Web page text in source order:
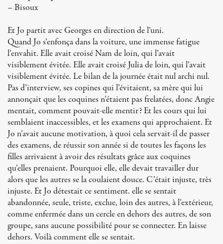
– Bisoux
Et Jo partit avec Georges en direction de l’uni.
Quand Jo s’enfonça dans la voiture, une immense fatigue
l’envahit. Elle avait croisé Nam de loin, qui l’avait
visiblement évitée. Elle avait croisé Julia de loin, qui l’avait
visiblement évitée. Le bilan de la journée était nul archi nul.
Pas d’interview, ses copines qui l’évitaient, sa mère qui lui
annonçait que les coquines n’étaient pas frelatées, donc Angie
mentait, comment pouvait-elle mentir? Et les cours qui lui
semblaient inaccessibles, et les examens qui approchaient. Et
Jo n’avait aucune motivation, à quoi cela servait-il de passer
des examens, de réussir son année si de toutes les façons les
filles arrivaient à avoir des résultats grâce aux coquines
qu’elles prenaient. Pourquoi elle, elle devait travailler dur
alors que les autres se la coulaient douce. C’était injuste, très
injuste. Et Jo détestait ce sentiment. elle se sentait
abandonnée, seule, triste, exclue, loin des autres, à l’extérieur,
comme enfermée dans un cercle en dehors des autres, de son
groupe, sans aucune possibilité pour se connecter. En laisse
dehors. Voilà comment elle se sentait.